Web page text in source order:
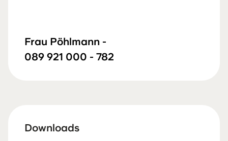
Frau Pöhlmann -
089 921 000 - 782
Downloads